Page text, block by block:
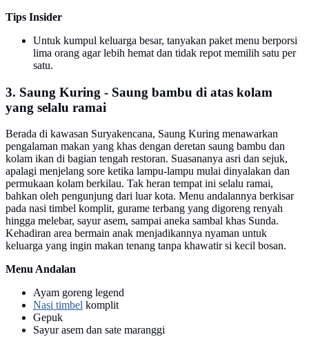
Tips Insider
Untuk kumpul keluarga besar, tanyakan paket menu berporsi
lima orang agar lebih hemat dan tidak repot memilih satu per
satu.
3. Saung Kuring - Saung bambu di atas kolam
yang selalu ramai
Berada di kawasan Suryakencana, Saung Kuring menawarkan
pengalaman makan yang khas dengan deretan saung bambu dan
kolam ikan di bagian tengah restoran. Suasananya asri dan sejuk,
apalagi menjelang sore ketika lampu-lampu mulai dinyalakan dan
permukaan kolam berkilau. Tak heran tempat ini selalu ramai,
bahkan oleh pengunjung dari luar kota. Menu andalannya berkisar
pada nasi timbel komplit, gurame terbang yang digoreng renyah
hingga melebar, sayur asem, sampai aneka sambal khas Sunda.
Kehadiran area bermain anak menjadikannya nyaman untuk
keluarga yang ingin makan tenang tanpa khawatir si kecil bosan.
Menu Andalan
Ayam goreng legend
Nasi timbel komplit
Gepuk
Sayur asem dan sate maranggi